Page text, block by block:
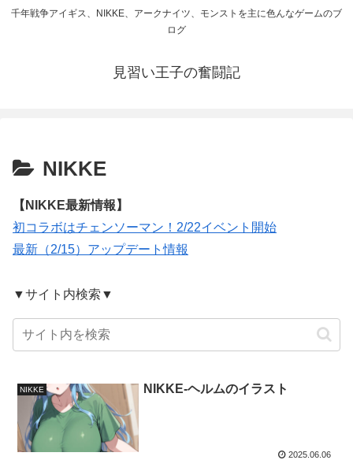
千年戦争アイギス、NIKKE、アークナイツ、モンストを主に色んなゲームのブ
ログ
見習い王子の奮闘記
NIKKE
【NIKKE最新情報】
初コラボはチェンソーマン！2/22イベント開始
最新（2/15）アップデート情報
▼サイト内検索▼
NIKKE NIKKE-ヘルムのイラスト
2025.06.06